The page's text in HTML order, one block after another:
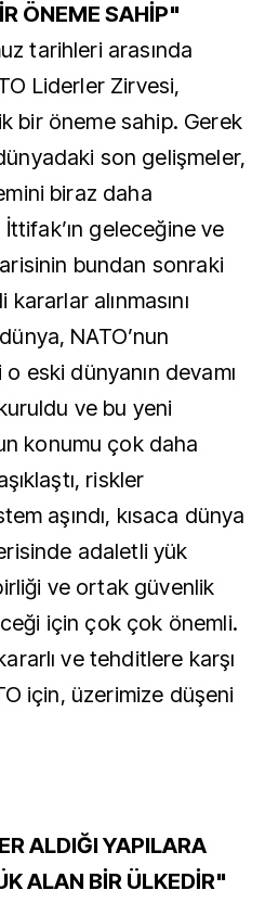
ÖNEME SAHİP"
tarihleri arasında
Liderler Zirvesi,
bir öneme sahip. Gerek
son gelişmeler,
biraz daha
İttifak’ın geleceğine ve
bundan sonraki
alınmasını
NATO’nun
eski dünyanın devamı
ve bu yeni
konumu çok daha
riskler
aşındı, kısaca dünya
adaletli yük
ve ortak güvenlik
için çok çok önemli.
ve tehditlere karşı
için, üzerimize düşeni
ALDIĞI YAPILARA
ALAN BİR ÜLKEDİR"